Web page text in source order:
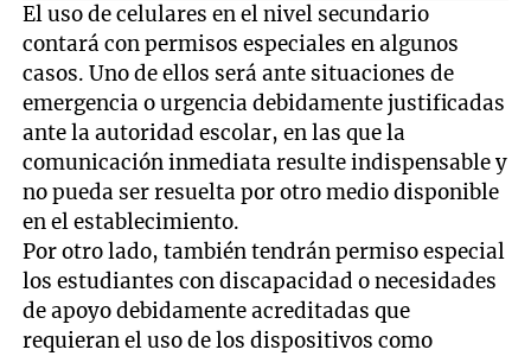
El uso de celulares en el nivel secundario
contará con permisos especiales en algunos
casos. Uno de ellos será ante situaciones de
emergencia o urgencia debidamente justificadas
ante la autoridad escolar, en las que la
comunicación inmediata resulte indispensable y
no pueda ser resuelta por otro medio disponible
en el establecimiento.
Por otro lado, también tendrán permiso especial
los estudiantes con discapacidad o necesidades
de apoyo debidamente acreditadas que
requieran el uso de los dispositivos como